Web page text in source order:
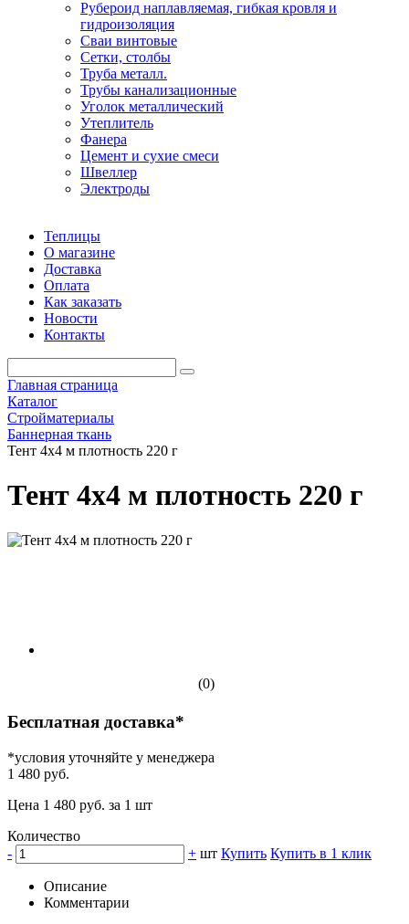
Рубероид наплавляемая, гибкая кровля и
гидроизоляция
Сваи винтовые
Сетки, столбы
Труба металл.
Трубы канализационные
Уголок металлический
Утеплитель
Фанера
Цемент и сухие смеси
Швеллер
Электроды
Теплицы
О магазине
Доставка
Оплата
Как заказать
Новости
Контакты
Главная страница
Каталог
Стройматериалы
Баннерная ткань
Тент 4х4 м плотность 220 г
Тент 4х4 м плотность 220 г
(0)
Бесплатная доставка*
*условия уточняйте у менеджера
1 480 руб.
Цена 1 480 руб. за 1 шт
Количество
-
+ шт Купить Купить в 1 клик
Описание
Комментарии